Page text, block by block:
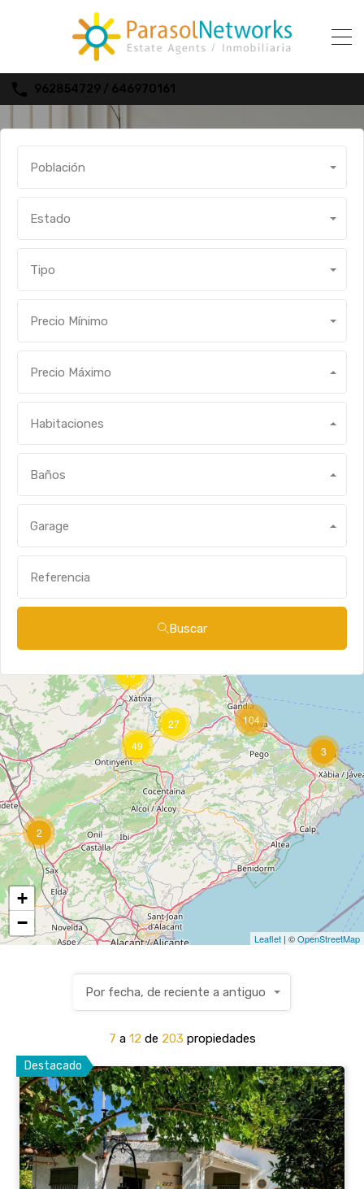
962854729 / 646970161
Población
Estado
Tipo
Precio Mínimo
Precio Máximo
Habitaciones
Baños
Garage
Buscar
2
3
27 104
18
49
+
−
Leaflet | ©OpenStreetMap
7 a 12 de 203 propiedades
Por fecha, de reciente a antiguo
Destacado